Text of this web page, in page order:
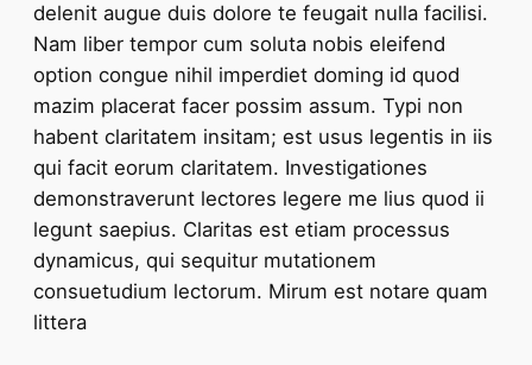
delenit augue duis dolore te feugait nulla facilisi.
Nam liber tempor cum soluta nobis eleifend
option congue nihil imperdiet doming id quod
mazim placerat facer possim assum. Typi non
habent claritatem insitam; est usus legentis in iis
qui facit eorum claritatem. Investigationes
demonstraverunt lectores legere me lius quod ii
legunt saepius. Claritas est etiam processus
dynamicus, qui sequitur mutationem
consuetudium lectorum. Mirum est notare quam
littera